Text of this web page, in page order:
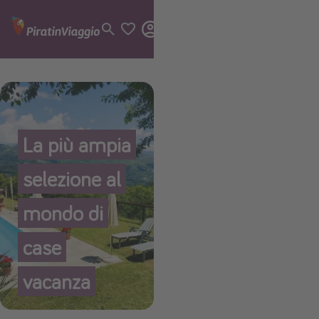
Categorie
Voli
Hotel
Vacanze
Crociere
Destinazioni
Tutte le destinazioni
Italia
Albania
La più ampia
selezione al
mondo di
case
vacanza